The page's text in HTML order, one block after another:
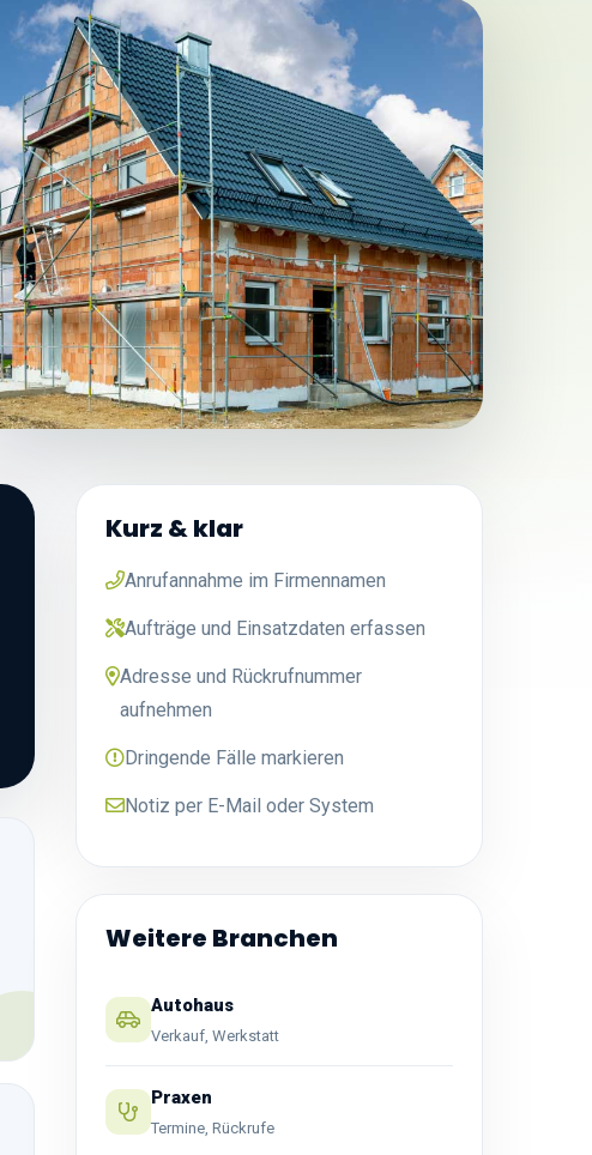
Kurz & klar
Anrufannahme im Firmennamen
Aufträge und Einsatzdaten erfassen
Adresse und Rückrufnummer
aufnehmen
Dringende Fälle markieren
Notiz per E-Mail oder System
Weitere Branchen
Autohaus
Verkauf, Werkstatt
Praxen
Termine, Rückrufe